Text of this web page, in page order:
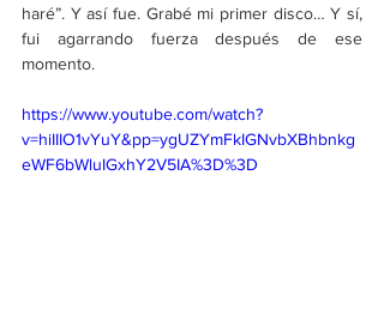
haré”. Y así fue. Grabé mi primer disco… Y sí,
fui agarrando fuerza después de ese
momento.
https://www.youtube.com/watch?
v=hiIIIO1vYuY&pp=ygUZYmFkIGNvbXBhbnkg
eWF6bWluIGxhY2V5IA%3D%3D